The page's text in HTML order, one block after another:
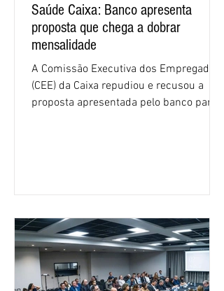
Saúde Caixa: Banco apresenta
proposta que chega a dobrar
mensalidade
A Comissão Executiva dos Empregados
(CEE) da Caixa repudiou e recusou a
proposta apresentada pelo banco para o
negociações das empregadas e dos
empregados exigiram que a Caixa refaça
os cálculos e apresente uma nova
proposta. O entendimento é que a
proposta